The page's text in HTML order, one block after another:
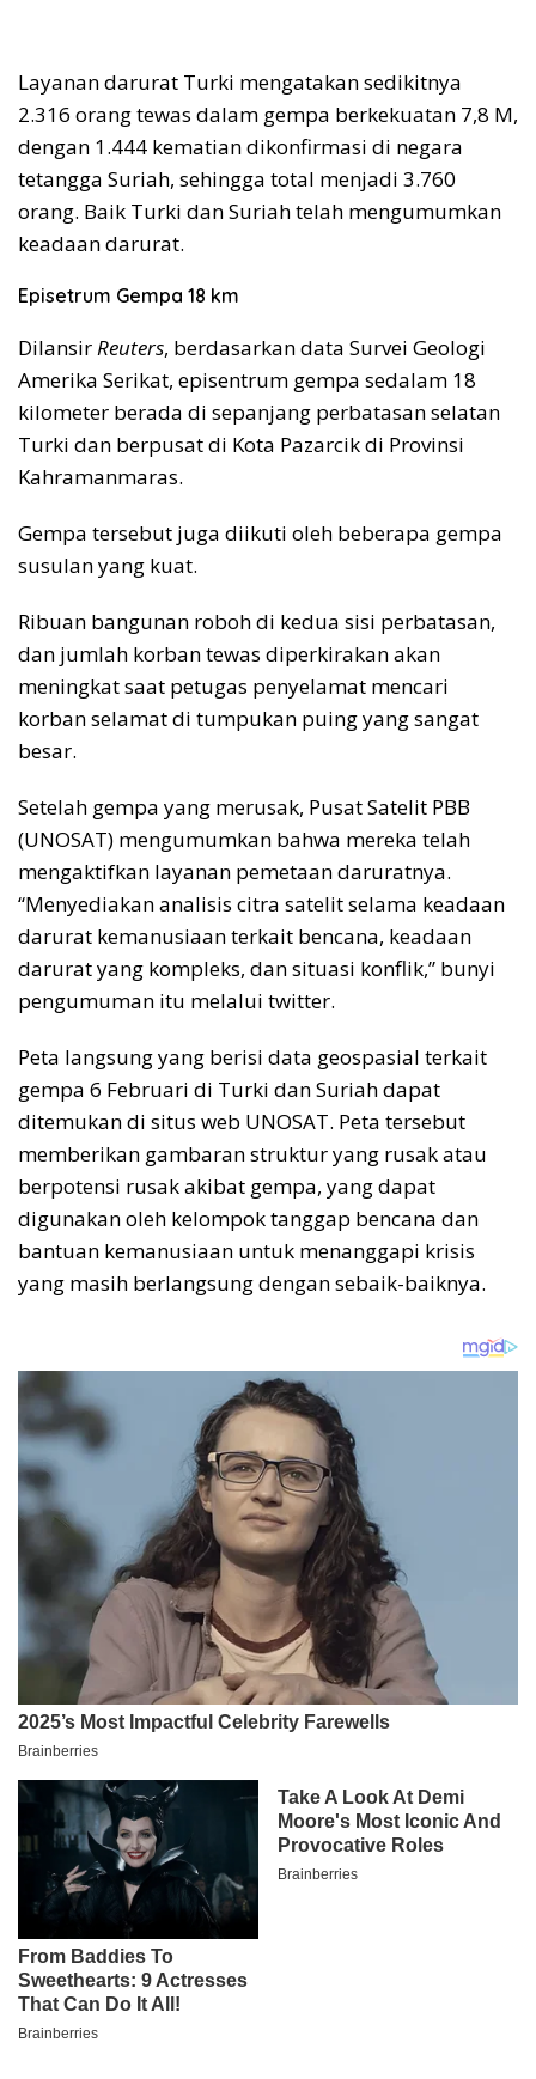
Layanan darurat Turki mengatakan sedikitnya
2.316 orang tewas dalam gempa berkekuatan 7,8 M,
dengan 1.444 kematian dikonfirmasi di negara
tetangga Suriah, sehingga total menjadi 3.760
orang. Baik Turki dan Suriah telah mengumumkan
keadaan darurat.
Episetrum Gempa 18 km
DilansirReuters, berdasarkan data Survei Geologi
Amerika Serikat, episentrum gempa sedalam 18
kilometer berada di sepanjang perbatasan selatan
Turki dan berpusat di Kota Pazarcik di Provinsi
Kahramanmaras.
Gempa tersebut juga diikuti oleh beberapa gempa
susulan yang kuat.
Ribuan bangunan roboh di kedua sisi perbatasan,
dan jumlah korban tewas diperkirakan akan
meningkat saat petugas penyelamat mencari
korban selamat di tumpukan puing yang sangat
besar.
Setelah gempa yang merusak, Pusat Satelit PBB
(UNOSAT) mengumumkan bahwa mereka telah
mengaktifkan layanan pemetaan daruratnya.
“Menyediakan analisis citra satelit selama keadaan
darurat kemanusiaan terkait bencana, keadaan
darurat yang kompleks, dan situasi konflik,” bunyi
pengumuman itu melalui twitter.
Peta langsung yang berisi data geospasial terkait
gempa 6 Februari di Turki dan Suriah dapat
ditemukan di situs web UNOSAT. Peta tersebut
memberikan gambaran struktur yang rusak atau
berpotensi rusak akibat gempa, yang dapat
digunakan oleh kelompok tanggap bencana dan
bantuan kemanusiaan untuk menanggapi krisis
yang masih berlangsung dengan sebaik-baiknya.